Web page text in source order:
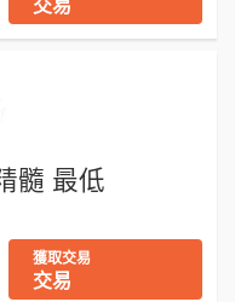
交易
髓 最低
獲取交易
交易